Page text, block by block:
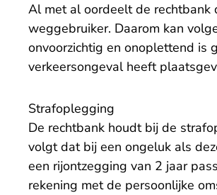
Al met al oordeelt de rechtbank
weggebruiker. Daarom kan
onvoorzichtig en onoplettend is
verkeersongeval heeft
Strafoplegging
De rechtbank houdt bij de
volgt dat bij een ongeluk als
een rijontzegging van 2 jaar
rekening met de persoonlijke